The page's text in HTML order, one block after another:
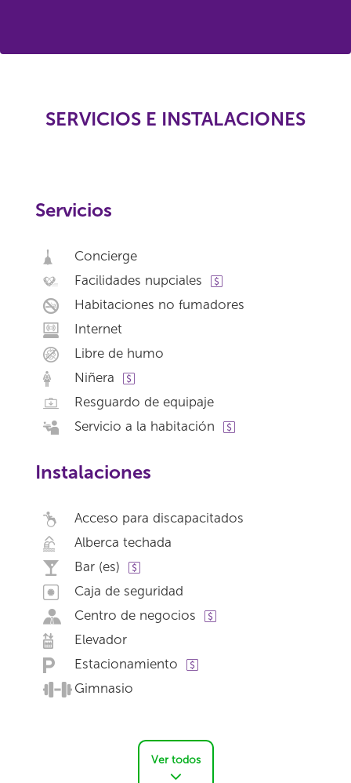
SERVICIOS E INSTALACIONES
Servicios
Concierge
Facilidades nupciales
Habitaciones no fumadores
Internet
Libre de humo
Niñera
Resguardo de equipaje
Servicio a la habitación
Instalaciones
Acceso para discapacitados
Alberca techada
Bar (es)
Caja de seguridad
Centro de negocios
Elevador
Estacionamiento
Gimnasio
Ver todos